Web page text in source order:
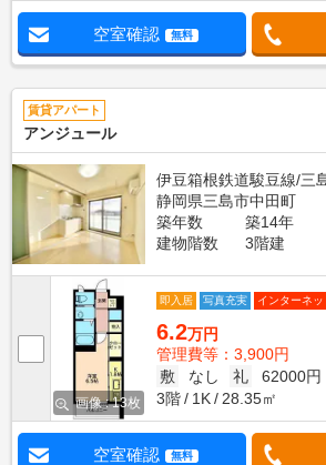
空室確認 無料
賃貸アパート
アンジュール
伊豆箱根鉄道駿豆線/三
静岡県三島市中田町
築年数
築14年
建物階数
3階建
画像 : 13枚
即入居 写真充実 インターネ
6.2万円
管理費等：3,900円
敷
なし 礼
62000円
3階
1K 28.35㎡
空室確認 無料